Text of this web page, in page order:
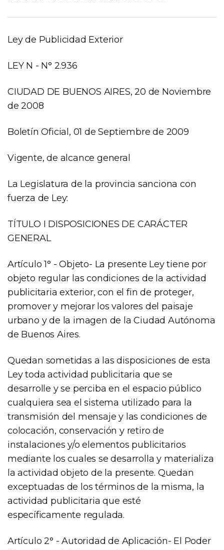
Norma
Ley de Publicidad Exterior
LEY N - N° 2.936
CIUDAD DE BUENOS AIRES, 20 de Noviembre
de 2008
Boletín Oficial, 01 de Septiembre de 2009
Vigente, de alcance general
La Legislatura de la provincia sanciona con
fuerza de Ley:
TÍTULO I DISPOSICIONES DE CARÁCTER
GENERAL
Artículo 1° - Objeto- La presente Ley tiene por
objeto regular las condiciones de la actividad
publicitaria exterior, con el fin de proteger,
promover y mejorar los valores del paisaje
urbano y de la imagen de la Ciudad Autónoma
de Buenos Aires.
Quedan sometidas a las disposiciones de esta
Ley toda actividad publicitaria que se
desarrolle y se perciba en el espacio público
cualquiera sea el sistema utilizado para la
transmisión del mensaje y las condiciones de
colocación, conservación y retiro de
instalaciones y/o elementos publicitarios
mediante los cuales se desarrolla y materializa
la actividad objeto de la presente. Quedan
exceptuadas de los términos de la misma, la
actividad publicitaria que esté
específicamente regulada.
Artículo 2° - Autoridad de Aplicación- El Poder